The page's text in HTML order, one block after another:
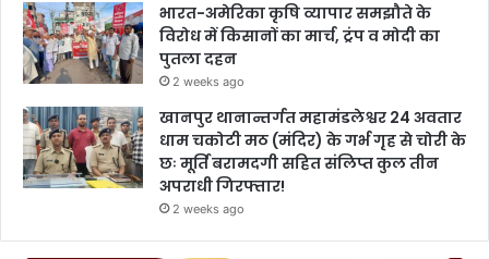
भारत-अमेरिका कृषि व्यापार समझौते के
विरोध में किसानों का मार्च, ट्रंप व मोदी का
पुतला दहन
2 weeks ago
खानपुर थानान्तर्गत महामंडलेश्वर 24 अवतार
धाम चकोटी मठ (मंदिर) के गर्भ गृह से चोरी के
छः मूर्ति बरामदगी सहित संलिप्त कुल तीन
अपराधी गिरफ्तार!
2 weeks ago